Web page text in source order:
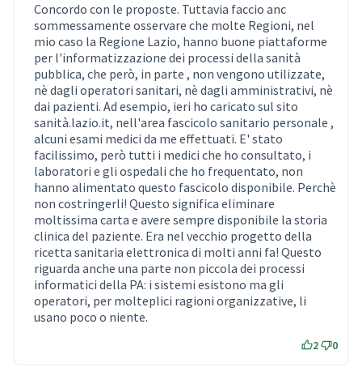
Concordo con le proposte. Tuttavia faccio anc
sommessamente osservare che molte Regioni, nel
mio caso la Regione Lazio, hanno buone piattaforme
per l'informatizzazione dei processi della sanità
pubblica, che però, in parte , non vengono utilizzate,
nè dagli operatori sanitari, nè dagli amministrativi, nè
dai pazienti. Ad esempio, ieri ho caricato sul sito
sanità.lazio.it, nell'area fascicolo sanitario personale ,
alcuni esami medici da me effettuati. E' stato
facilissimo, però tutti i medici che ho consultato, i
laboratori e gli ospedali che ho frequentato, non
hanno alimentato questo fascicolo disponibile. Perchè
non costringerli! Questo significa eliminare
moltissima carta e avere sempre disponibile la storia
clinica del paziente. Era nel vecchio progetto della
ricetta sanitaria elettronica di molti anni fa! Questo
riguarda anche una parte non piccola dei processi
informatici della PA: i sistemi esistono ma gli
operatori, per molteplici ragioni organizzative, li
usano poco o niente.
2 0